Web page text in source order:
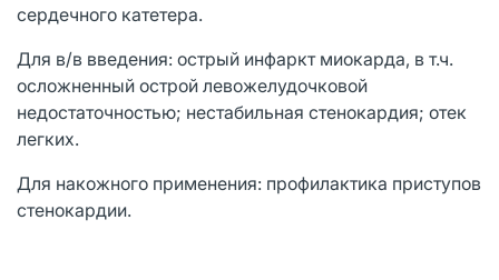
сердечного катетера.
Для в/в введения: острый инфаркт миокарда, в т.ч.
осложненный острой левожелудочковой
недостаточностью; нестабильная стенокардия; отек
легких.
Для накожного применения: профилактика приступов
стенокардии.